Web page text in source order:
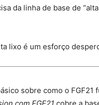
da linha de base de
lixo é um esforço
sobre como o
com FGF21 cobre a